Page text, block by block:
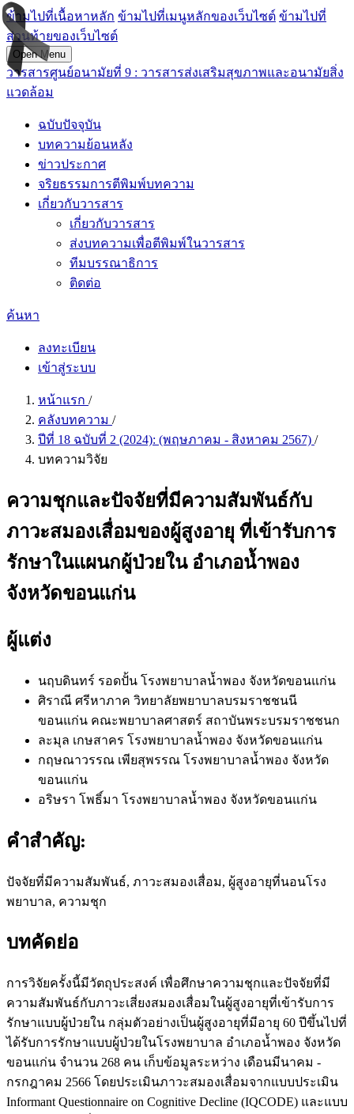
ข้ามไปที่เนื้อหาหลัก ข้ามไปที่เมนูหลักของเว็บไซต์ ข้ามไปที่
ส่วนท้ายของเว็บไซต์
Open Menu
วารสารศูนย์อนามัยที่ 9 : วารสารส่งเสริมสุขภาพและอนามัยสิ่ง
แวดล้อม
ฉบับปัจจุบัน
บทความย้อนหลัง
ข่าวประกาศ
จริยธรรมการตีพิมพ์บทความ
เกี่ยวกับวารสาร
เกี่ยวกับวารสาร
ส่งบทความเพื่อตีพิมพ์ในวารสาร
ทีมบรรณาธิการ
ติดต่อ
ค้นหา
ลงทะเบียน
เข้าสู่ระบบ
หน้าแรก /
คลังบทความ /
ปีที่ 18 ฉบับที่ 2 (2024): (พฤษภาคม - สิงหาคม 2567) /
บทความวิจัย
ความชุกและปัจจัยที่มีความสัมพันธ์กับ
ภาวะสมองเสื่อมของผู้สูงอายุ ที่เข้ารับการ
รักษาในแผนกผู้ป่วยใน อำเภอน้ำพอง
จังหวัดขอนแก่น
ผู้แต่ง
นฤบดินทร์ รอดปั้น โรงพยาบาลน้ำพอง จังหวัดขอนแก่น
ศิราณี ศรีหาภาค วิทยาลัยพยาบาลบรมราชชนนี
ขอนแก่น คณะพยาบาลศาสตร์ สถาบันพระบรมราชชนก
ละมุล เกษสาคร โรงพยาบาลน้ำพอง จังหวัดขอนแก่น
กฤษณาวรรณ เพียสุพรรณ โรงพยาบาลน้ำพอง จังหวัด
ขอนแก่น
อริษรา โพธิ์มา โรงพยาบาลน้ำพอง จังหวัดขอนแก่น
คำสำคัญ:
ปัจจัยที่มีความสัมพันธ์, ภาวะสมองเสื่อม, ผู้สูงอายุที่นอนโรง
พยาบาล, ความชุก
บทคัดย่อ
การวิจัยครั้งนี้มีวัตถุประสงค์ เพื่อศึกษาความชุกและปัจจัยที่มี
ความสัมพันธ์กับภาวะเสี่ยงสมองเสื่อมในผู้สูงอายุที่เข้ารับการ
รักษาแบบผู้ป่วยใน กลุ่มตัวอย่างเป็นผู้สูงอายุที่มีอายุ 60 ปีขึ้นไปที่
ได้รับการรักษาแบบผู้ป่วยในโรงพยาบาล อำเภอน้ำพอง จังหวัด
ขอนแก่น จำนวน 268 คน เก็บข้อมูลระหว่าง เดือนมีนาคม -
กรกฎาคม 2566 โดยประเมินภาวะสมองเสื่อมจากแบบประเมิน
Informant Questionnaire on Cognitive Decline (IQCODE) และแบบ